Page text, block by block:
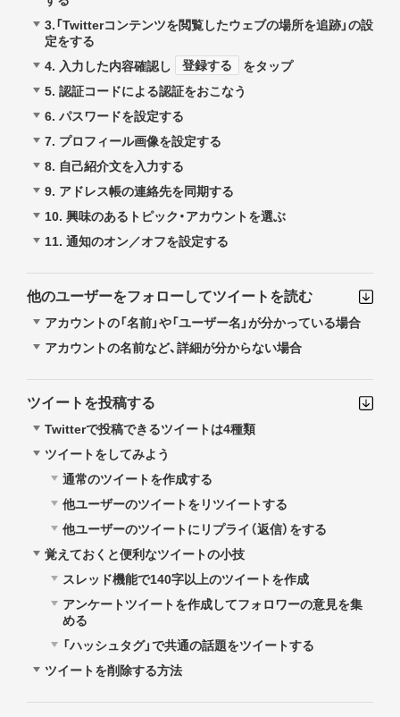
3.「Twitterコンテンツを閲覧したウェブの場所を追跡」の設
定をする
4. 入力した内容確認し
登録する
をタップ
5. 認証コードによる認証をおこなう
6. パスワードを設定する
7. プロフィール画像を設定する
8. 自己紹介文を入力する
9. アドレス帳の連絡先を同期する
10. 興味のあるトピック・アカウントを選ぶ
11. 通知のオン／オフを設定する
他のユーザーをフォローしてツイートを読む
アカウントの「名前」や「ユーザー名」が分かっている場合
アカウントの名前など、詳細が分からない場合
ツイートを投稿する
Twitterで投稿できるツイートは4種類
ツイートをしてみよう
通常のツイートを作成する
他ユーザーのツイートをリツイートする
他ユーザーのツイートにリプライ（返信）をする
覚えておくと便利なツイートの小技
スレッド機能で140字以上のツイートを作成
アンケートツイートを作成してフォロワーの意見を集
める
「ハッシュタグ」で共通の話題をツイートする
ツイートを削除する方法